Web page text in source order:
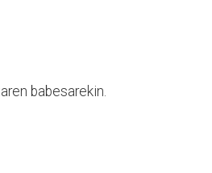
babesarekin.